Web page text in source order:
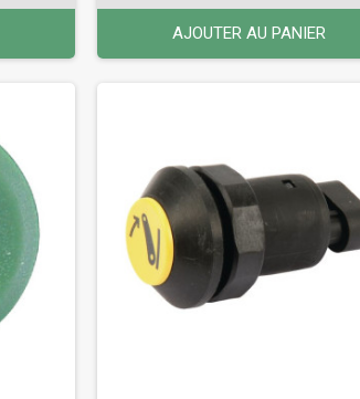
AJOUTER AU PANIER